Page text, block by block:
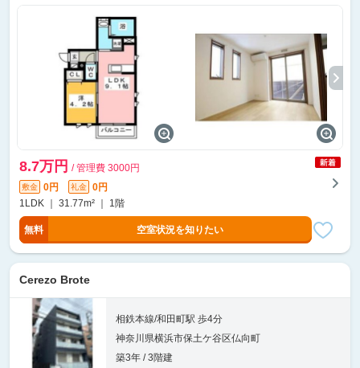
8.7万円 / 管理費 3000円
敷金 0円 礼金
0円
1LDK ｜ 31.77m² ｜ 1階
無料 空室状況を知りたい
Cerezo Brote
相鉄本線/和田町駅 歩4分
神奈川県横浜市保土ケ谷区仏向町
築3年 / 3階建